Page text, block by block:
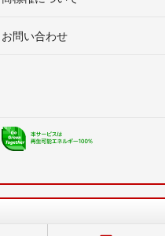
お問い合わせ